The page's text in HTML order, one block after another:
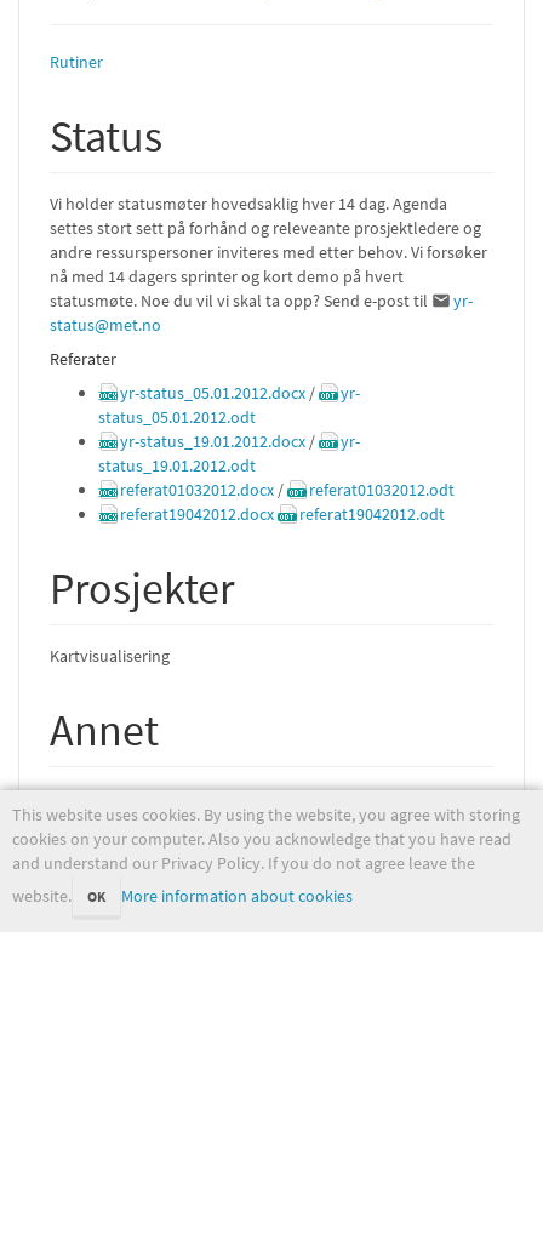
Rutiner
Status
Vi holder statusmøter hovedsaklig hver 14 dag. Agenda
settes stort sett på forhånd og releveante prosjektledere og
andre ressurspersoner inviteres med etter behov. Vi forsøker
nå med 14 dagers sprinter og kort demo på hvert
statusmøte. Noe du vil vi skal ta opp? Send e-post til
yr-
status@met.no
Referater
yr-status_05.01.2012.docx /
yr-
status_05.01.2012.odt
yr-status_19.01.2012.docx /
yr-
status_19.01.2012.odt
referat01032012.docx /
referat01032012.odt
referat19042012.docx
referat19042012.odt
Prosjekter
Kartvisualisering
Annet
Prosjektinformasjon
Dokumentasjon av tilgjengelige projeksjoner
Konkurransen
drift.yr.no(utkast til alternativ side)
Hvilke modeller bruker yr.no - landvarsel
This website uses cookies. By using the website, you agree with storing
cookies on your computer. Also you acknowledge that you have read
and understand our Privacy Policy. If you do not agree leave the
website.
OK More information about cookies